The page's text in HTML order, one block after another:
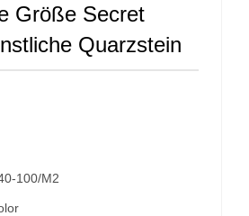
Größe Secret
Quarzstein
100/m2